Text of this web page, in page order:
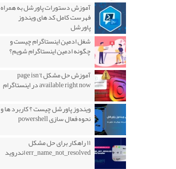
آموزش دستورات پاورشل به همراه
فهرست کامل کد های ویندوز
پاورشل
شغل ادمین اینستاگرام چیست و
چگونه ادمین اینستاگرام شویم؟
آموزش حل مشکل page isn’t
available right now در اینستاگرام
ویندوز پاورشل چیست ؟ کاربرد ها و
نحوه فعال سازی powershell
۱۱ راهکار برای حل مشکل
err_name_not_resolved اندروید